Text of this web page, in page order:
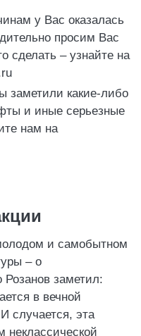
у Вас оказалась
просим Вас
сделать – узнайте на
заметили какие-либо
и иные серьезные
нам на
и самобытном
– о
Розанов заметил:
в вечной
случается, эта
неклассической